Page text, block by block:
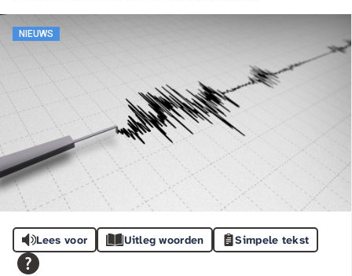
NIEUWS
Lees voor Uitleg woorden Simpele tekst